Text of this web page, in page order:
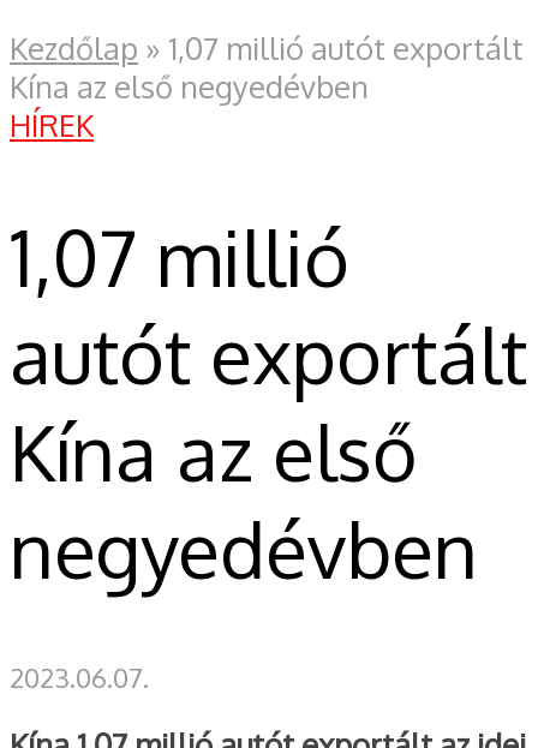
Kezdőlap » 1,07 millió autót exportált
Kína az első negyedévben
HÍREK
1,07 millió
autót exportált
Kína az első
negyedévben
2023.06.07.